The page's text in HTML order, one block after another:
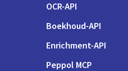
OCR-API
Boekhoud-API
Enrichment-API
Peppol MCP